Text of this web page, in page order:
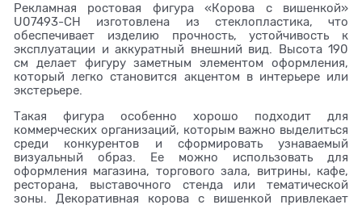
Рекламная ростовая фигура «Корова с вишенкой»
U07493-CH изготовлена из стеклопластика, что
обеспечивает изделию прочность, устойчивость к
эксплуатации и аккуратный внешний вид. Высота 190
см делает фигуру заметным элементом оформления,
который легко становится акцентом в интерьере или
экстерьере.
Такая фигура особенно хорошо подходит для
коммерческих организаций, которым важно выделиться
среди конкурентов и сформировать узнаваемый
визуальный образ. Ее можно использовать для
оформления магазина, торгового зала, витрины, кафе,
ресторана, выставочного стенда или тематической
зоны. Декоративная корова с вишенкой привлекает